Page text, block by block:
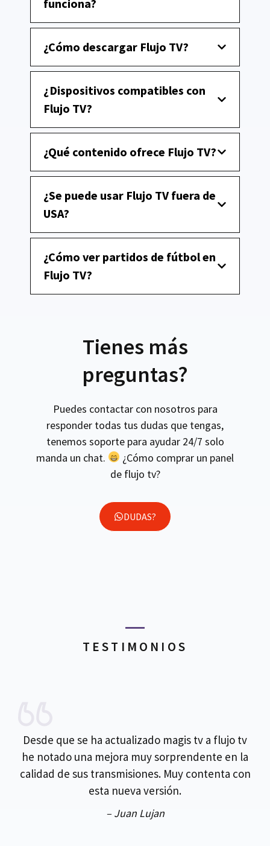
funciona?
¿Cómo descargar Flujo TV?
¿Dispositivos compatibles con
Flujo TV?
¿Qué contenido ofrece Flujo TV?
¿Se puede usar Flujo TV fuera de
USA?
¿Cómo ver partidos de fútbol en
Flujo TV?
Tienes más
preguntas?
Puedes contactar con nosotros para
responder todas tus dudas que tengas,
tenemos soporte para ayudar 24/7 solo
manda un chat.
¿Cómo comprar un panel
de flujo tv?
DUDAS?
TESTIMONIOS
Desde que se ha actualizado magis tv a flujo tv
he notado una mejora muy sorprendente en la
calidad de sus transmisiones. Muy contenta con
esta nueva versión.
– Juan Lujan